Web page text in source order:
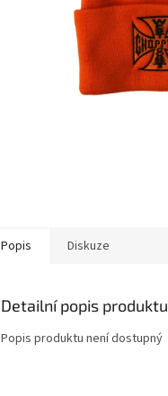
Popis Diskuze
Detailní popis produktu
Popis produktu není dostupný